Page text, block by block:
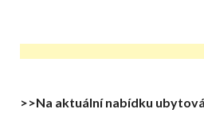
>>Na aktuální nabídku